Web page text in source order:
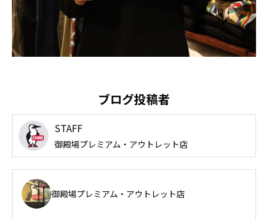
ブログ投稿者
STAFF
御殿場プレミアム・アウトレット店
御殿場プレミアム・アウトレット店